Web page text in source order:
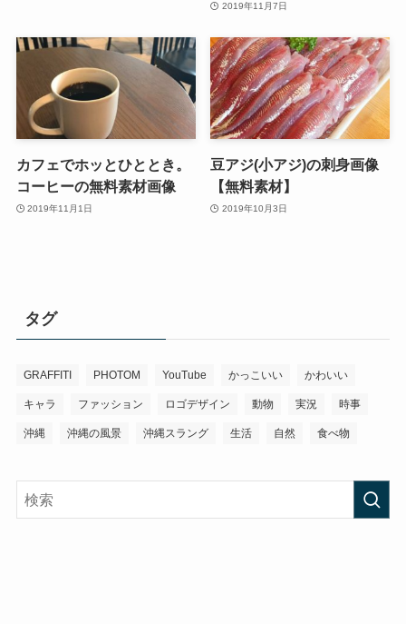
2019年11月7日
カフェでホッとひととき。
コーヒーの無料素材画像
2019年11月1日
豆アジ(小アジ)の刺身画像
【無料素材】
2019年10月3日
タグ
GRAFFITI PHOTOM YouTube かっこいい かわいい
キャラ ファッション ロゴデザイン 動物 実況 時事
沖縄 沖縄の風景 沖縄スラング 生活 自然 食べ物